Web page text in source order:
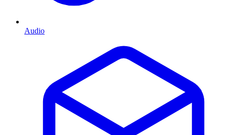
Audio